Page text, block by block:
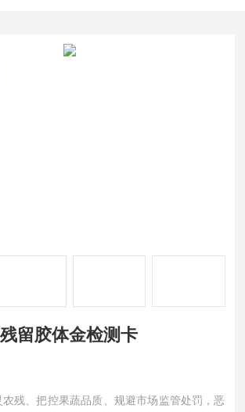
留胶体金检测卡
残、把控果蔬品质、规避市场监管处罚，恶